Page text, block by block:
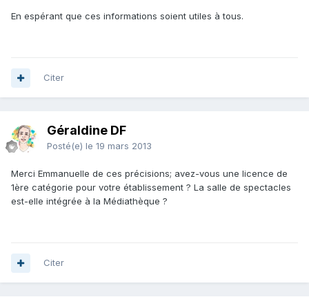
En espérant que ces informations soient utiles à tous.
Citer
Géraldine DF
Posté(e) le 19 mars 2013
Merci Emmanuelle de ces précisions; avez-vous une licence de
1ère catégorie pour votre établissement ? La salle de spectacles
est-elle intégrée à la Médiathèque ?
Citer